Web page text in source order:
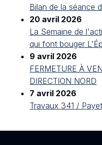
Bilan de la séance
20 avril 2026
La Semaine de
qui font bouger
9 avril 2026
FERMETURE À
DIRECTION NORD
7 avril 2026
Travaux 341 /